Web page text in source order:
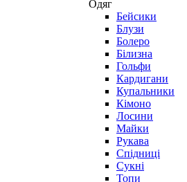
Одяг
Бейсики
Блузи
Болеро
Білизна
Гольфи
Кардигани
Купальники
Кімоно
Лосини
Майки
Рукава
Спідниці
Сукні
Топи